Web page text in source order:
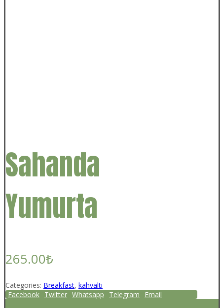
Sahanda
Yumurta
265.00₺
Categories: Breakfast, kahvaltı
Facebook Twitter Whatsapp Telegram Email